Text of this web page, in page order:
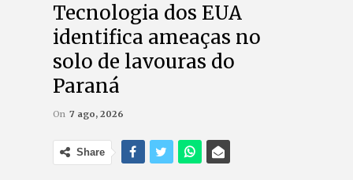
Tecnologia dos EUA
identifica ameaças no
solo de lavouras do
Paraná
On 7 ago, 2026
Share